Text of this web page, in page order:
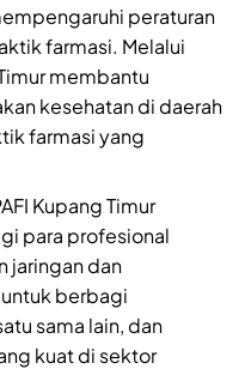
peraturan
farmasi. Melalui
membantu
kesehatan di daerah
farmasi yang
Kupang Timur
para profesional
jaringan dan
berbagi
sama lain, dan
kuat di sektor